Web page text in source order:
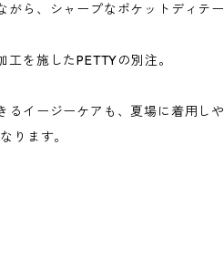
がら、シャープなポケットディ
を施したPETTYの別注。
イージーケアも、夏場に着用しや
ります。